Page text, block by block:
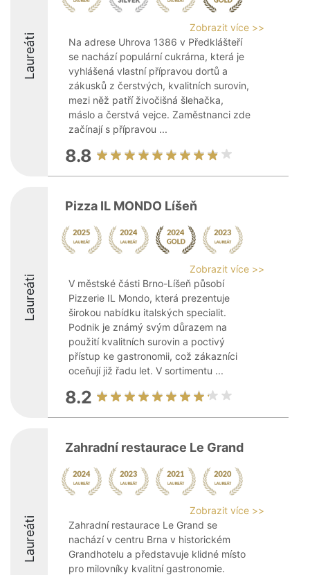
Laureáti
Zobrazit více >>
Na adrese Uhrova 1386 v Předklášteří
se nachází populární cukrárna, která je
vyhlášená vlastní přípravou dortů a
zákusků z čerstvých, kvalitních surovin,
mezi něž patří živočišná šlehačka,
máslo a čerstvá vejce. Zaměstnanci zde
začínají s přípravou ...
8.8
Laureáti
Pizza IL MONDO Líšeň
Zobrazit více >>
V městské části Brno-Líšeň působí
Pizzerie IL Mondo, která prezentuje
širokou nabídku italských specialit.
Podnik je známý svým důrazem na
použití kvalitních surovin a poctivý
přístup ke gastronomii, což zákazníci
oceňují již řadu let. V sortimentu ...
8.2
Laureáti
Zahradní restaurace Le Grand
Zobrazit více >>
Zahradní restaurace Le Grand se
nachází v centru Brna v historickém
Grandhotelu a představuje klidné místo
pro milovníky kvalitní gastronomie.